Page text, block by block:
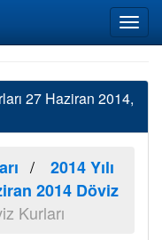
27 Haziran 2014,
2014 Yılı
2014 Döviz
Kurları